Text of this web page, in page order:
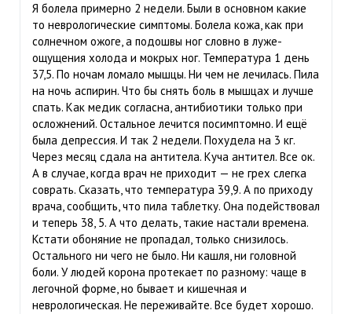
Я болела примерно 2 недели. Были в основном какие
то неврологические симптомы. Болела кожа, как при
солнечном ожоге, а подошвы ног словно в луже-
ощущения холода и мокрых ног. Температура 1 день
37,5. По ночам ломало мышцы. Ни чем не лечилась. Пила
на ночь аспирин. Что бы снять боль в мышцах и лучше
спать. Как медик согласна, антибиотики только при
осложнений. Остальное лечится посимптомно. И ещё
была депрессия. И так 2 недели. Похудела на 3 кг.
Через месяц сдала на антитела. Куча антител. Все ок.
А в случае, когда врач не приходит — не грех слегка
соврать. Сказать, что температура 39,9. А по приходу
врача, сообщить, что пила таблетку. Она подействовал
и теперь 38, 5. А что делать, такие настали времена.
Кстати обоняние не пропадал, только снизилось.
Остального ни чего не было. Ни кашля, ни головной
боли. У людей корона протекает по разному: чаще в
легочной форме, но бывает и кишечная и
неврологическая. Не переживайте. Все будет хорошо.